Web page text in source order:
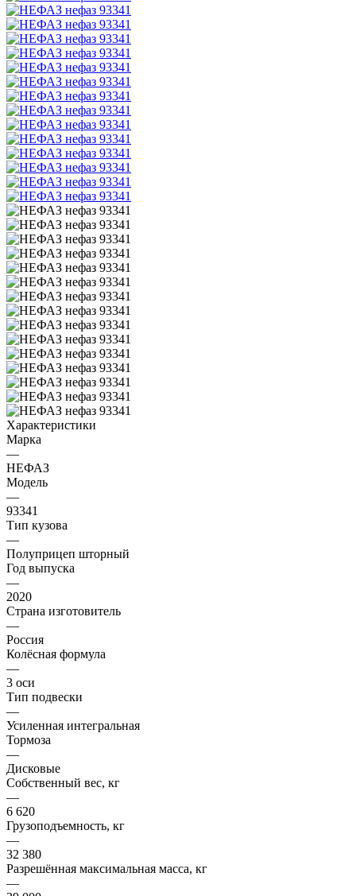
Характеристики
Марка
—
НЕФАЗ
Модель
—
93341
Тип кузова
—
Полуприцеп шторный
Год выпуска
—
2020
Страна изготовитель
—
Россия
Колёсная формула
—
3 оси
Тип подвески
—
Усиленная интегральная
Тормоза
—
Дисковые
Собственный вес, кг
—
6 620
Грузоподъемность, кг
—
32 380
Разрешённая максимальная масса, кг
—